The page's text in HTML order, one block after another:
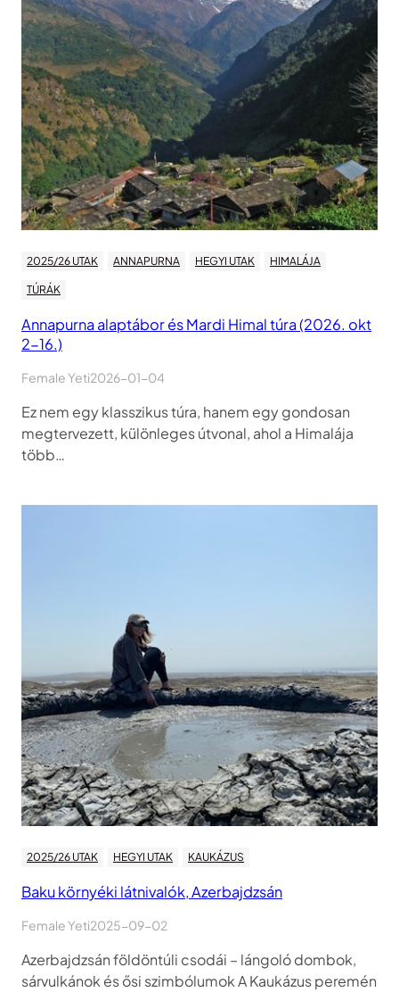
2025/26 UTAK ANNAPURNA HEGYI UTAK HIMALÁJA
TÚRÁK
Annapurna alaptábor és Mardi Himal túra (2026. okt
2-16.)
Female Yeti2026-01-04
Ez nem egy klasszikus túra, hanem egy gondosan
megtervezett, különleges útvonal, ahol a Himalája
több…
2025/26 UTAK HEGYI UTAK KAUKÁZUS
Baku környéki látnivalók, Azerbajdzsán
Female Yeti2025-09-02
Azerbajdzsán földöntúli csodái – lángoló dombok,
sárvulkánok és ősi szimbólumok A Kaukázus peremén